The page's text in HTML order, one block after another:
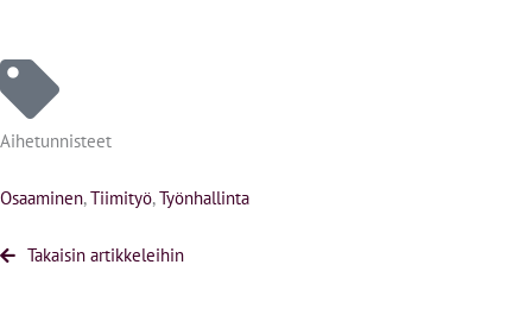
Aihetunnisteet
Osaaminen,Tiimityö,Työnhallinta
Takaisin artikkeleihin